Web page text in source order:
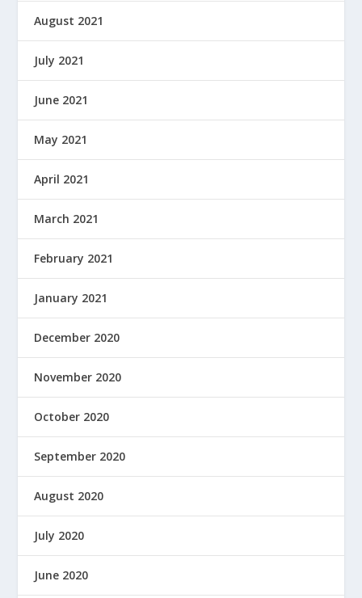
August 2021
July 2021
June 2021
May 2021
April 2021
March 2021
February 2021
January 2021
December 2020
November 2020
October 2020
September 2020
August 2020
July 2020
June 2020